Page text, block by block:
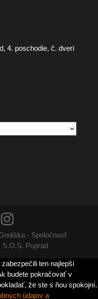
4. poschodie, č. dverí
- Spoločnosť
Poprad
ten najlepší
budete pokračovať v
že ste s ňou spokojní.
údajov a